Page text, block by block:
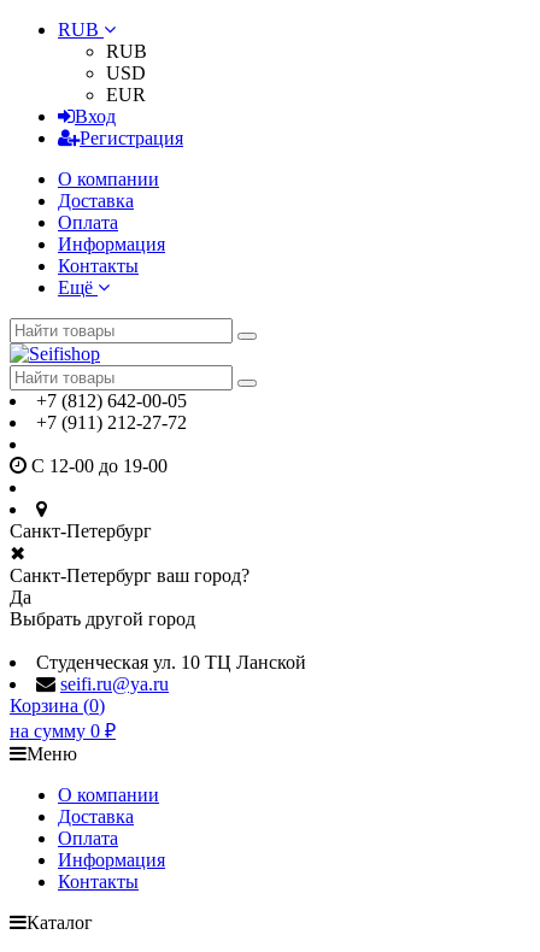
RUB
RUB
USD
EUR
Вход
Регистрация
О компании
Доставка
Оплата
Информация
Контакты
Ещё
+7 (812) 642-00-05
+7 (911) 212-27-72
С 12-00 до 19-00
Санкт-Петербург
✖
Санкт-Петербург ваш город?
Да
Выбрать другой город
Студенческая ул. 10 ТЦ Ланской
seifi.ru@ya.ru
Корзина (0)
на сумму 0 ₽
Меню
О компании
Доставка
Оплата
Информация
Контакты
Каталог